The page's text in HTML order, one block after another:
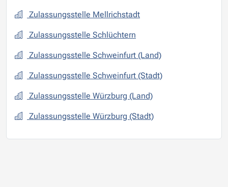
Zulassungsstelle Mellrichstadt
Zulassungsstelle Schlüchtern
Zulassungsstelle Schweinfurt (Land)
Zulassungsstelle Schweinfurt (Stadt)
Zulassungsstelle Würzburg (Land)
Zulassungsstelle Würzburg (Stadt)